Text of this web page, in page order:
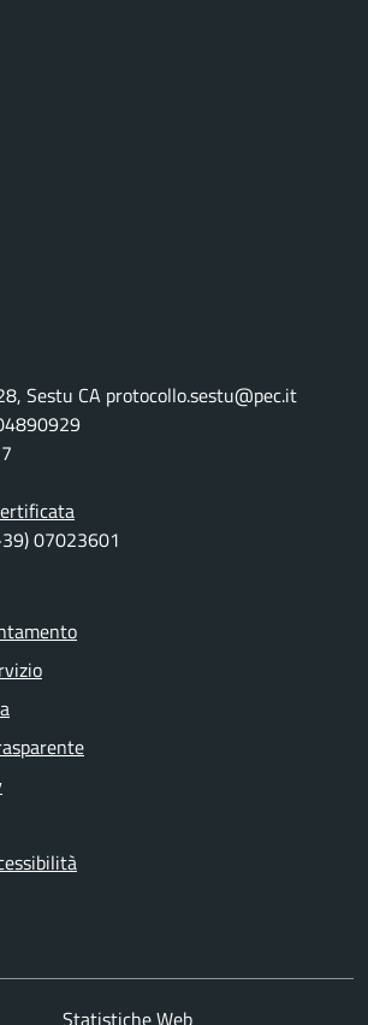
Sestu CA protocollo.sestu@pec.it
07023601
Statistiche Web